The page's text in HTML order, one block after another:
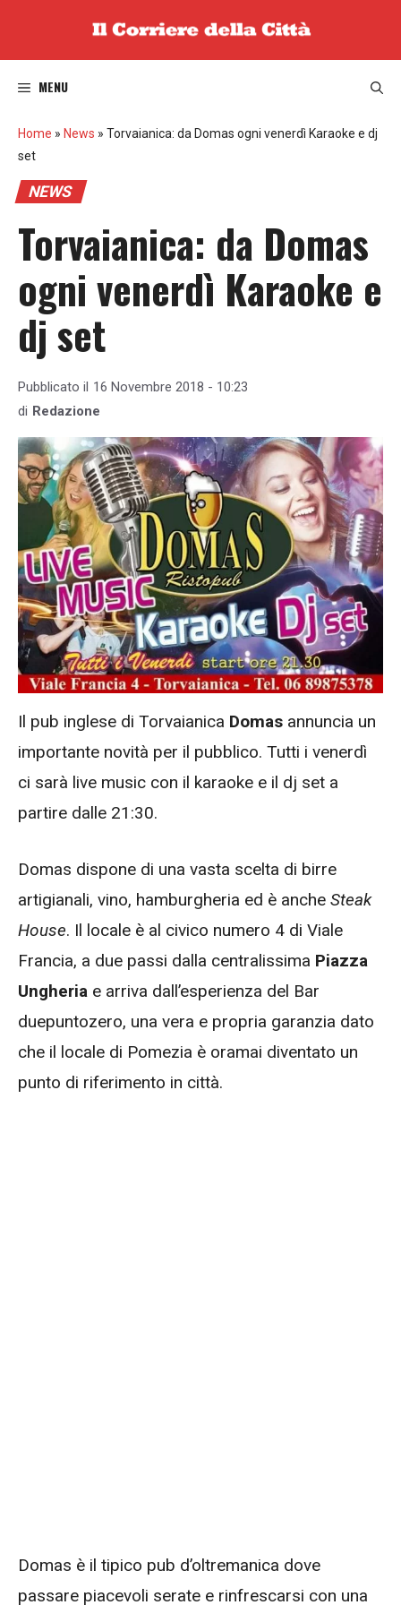
MENU
Home » News » Torvaianica: da Domas ogni venerdì Karaoke e dj
set
NEWS
Torvaianica: da Domas
ogni venerdì Karaoke e
dj set
Pubblicato il 16 Novembre 2018 - 10:23
di Redazione
Il pub inglese di Torvaianica Domas annuncia un
importante novità per il pubblico. Tutti i venerdì
ci sarà live music con il karaoke e il dj set a
partire dalle 21:30.
Domas dispone di una vasta scelta di birre
artigianali, vino, hamburgheria ed è anche Steak
House. Il locale è al civico numero 4 di Viale
Francia, a due passi dalla centralissima Piazza
Ungheria e arriva dall’esperienza del Bar
duepuntozero, una vera e propria garanzia dato
che il locale di Pomezia è oramai diventato un
punto di riferimento in città.
Domas è il tipico pub d’oltremanica dove
passare piacevoli serate e rinfrescarsi con una